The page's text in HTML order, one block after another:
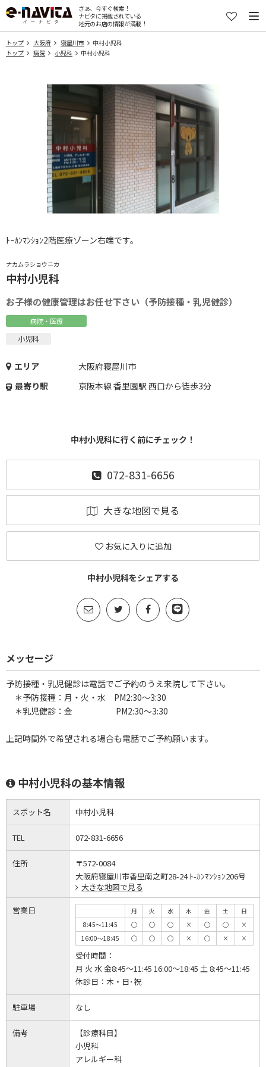
さぁ、今すぐ検索！
ナビタに掲載されている
地元のお店の情報が満載！
トップ 大阪府 寝屋川市
中村小児科
トップ
病院 小児科 中村小児科
ナカムラショウニカ
中村小児科
お子様の健康管理はお任せ下さい（予防接種・乳児健診）
病院・医療
小児科
エリア
大阪府寝屋川市
最寄り駅
京阪本線 香里園駅 西口から徒歩3分
中村小児科に行く前にチェック！
072-831-6656
大きな地図で見る
お気に入りに追加
中村小児科をシェアする
ﾄｰｶﾝﾏﾝｼｮﾝ2階医療ゾーン右端です。
メッセージ
予防接種・乳児健診は電話でご予約のうえ来院して下さい。
＊予防接種：月・火・水 PM2:30～3:30
＊乳児健診：金 PM2:30～3:30
上記時間外で希望される場合も電話でご予約願います。
中村小児科の基本情報
スポット名 中村小児科
TEL 072-831-6656
住所
〒572-0084
大阪府寝屋川市香里南之町28-24 ﾄ-ｶﾝﾏﾝｼｮﾝ206号
大きな地図で見る
営業日 月 火 水 木 金 土
日
8:45～11:45
◯ ◯ ◯ × ◯ ◯
×
16:00～18:45
◯ ◯ ◯ × ◯ × ×
受付時間：
月 火 水 金8:45～11:45 16:00～18:45 土 8:45～11:45
休診日： 木・日･祝
駐車場 なし
備考
【診療科目】
小児科
アレルギー科